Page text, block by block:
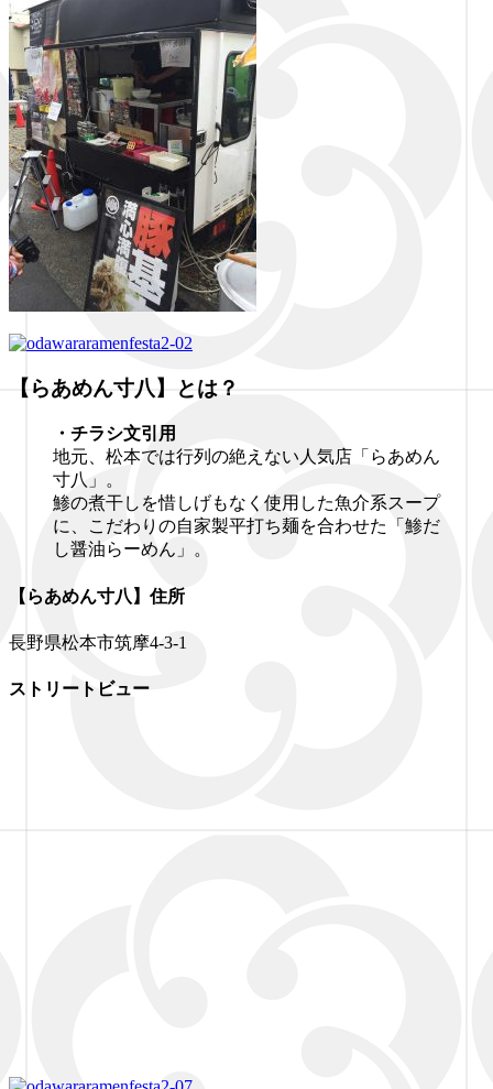
【らあめん寸八】とは？
・チラシ文引用
地元、松本では行列の絶えない人気店「らあめん
寸八」。
鯵の煮干しを惜しげもなく使用した魚介系スープ
に、こだわりの自家製平打ち麺を合わせた「鯵だ
し醤油らーめん」。
【らあめん寸八】住所
長野県松本市筑摩4-3-1
ストリートビュー